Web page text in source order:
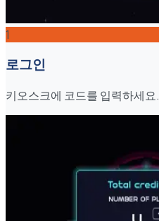
1
로그인
키오스크에 코드를 입력하세요.